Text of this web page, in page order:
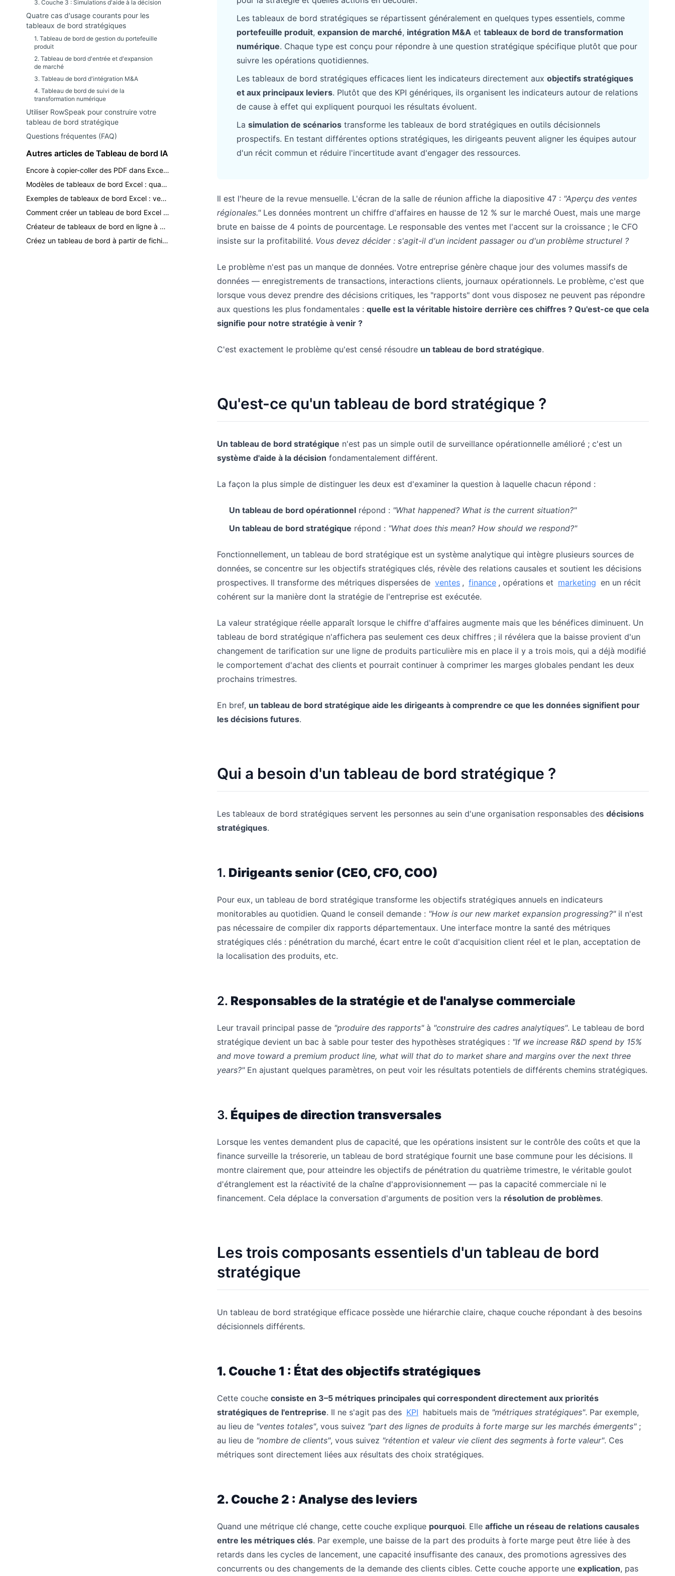
du chiffre d’affaires.
Projet
Gérez jalons, responsables, livrables et
Analytique
Tableaux de bord, revues KPI et
analyses récurrentes.
reporting et le nettoyage.
Communauté
Participez aux échanges, posez vos
Démarrage rapide
Prise en main rapide pour les nouveaux
utilisateurs et équipes.
3. Couche 3 : Simulations d'aide à la décision
Quatre cas d'usage courants pour les
tableaux de bord stratégiques
1. Tableau de bord de gestion du portefeuille
produit
2. Tableau de bord d'entrée et d'expansion
de marché
3. Tableau de bord d'intégration M&A
4. Tableau de bord de suivi de la
transformation numérique
Utiliser RowSpeak pour construire votre
tableau de bord stratégique
Questions fréquentes (FAQ)
Autres articles de Tableau de bord IA
Encore à copier-coller des PDF dans Excel ? Transformez vos rapports en tableaux de bord.
Modèles de tableaux de bord Excel : quand utiliser un modèle vs l'IA
Exemples de tableaux de bord Excel : ventes, finance, stocks et rapports KPI
Comment créer un tableau de bord Excel avec l'IA
Créateur de tableaux de bord en ligne à partir d'Excel : un workflow IA pratique
Créez un tableau de bord à partir de fichiers Excel, CSV et PDF avec l'IA
Les tableaux de bord stratégiques se répartissent généralement en quelques types essentiels, comme
portefeuille produit, expansion de marché, intégration M&A et tableaux de bord de transformation
numérique. Chaque type est conçu pour répondre à une question stratégique spécifique plutôt que pour
suivre les opérations quotidiennes.
Les tableaux de bord stratégiques efficaces lient les indicateurs directement aux objectifs stratégiques
et aux principaux leviers. Plutôt que des KPI génériques, ils organisent les indicateurs autour de relations
de cause à effet qui expliquent pourquoi les résultats évoluent.
La simulation de scénarios transforme les tableaux de bord stratégiques en outils décisionnels
prospectifs. En testant différentes options stratégiques, les dirigeants peuvent aligner les équipes autour
d'un récit commun et réduire l'incertitude avant d'engager des ressources.
Il est l'heure de la revue mensuelle. L'écran de la salle de réunion affiche la diapositive 47 : "Aperçu des ventes
régionales."Les données montrent un chiffre d'affaires en hausse de 12 % sur le marché Ouest, mais une marge
brute en baisse de 4 points de pourcentage. Le responsable des ventes met l'accent sur la croissance ; le CFO
insiste sur la profitabilité. Vous devez décider : s'agit-il d'un incident passager ou d'un problème structurel ?
Le problème n'est pas un manque de données. Votre entreprise génère chaque jour des volumes massifs de
données — enregistrements de transactions, interactions clients, journaux opérationnels. Le problème, c'est que
lorsque vous devez prendre des décisions critiques, les "rapports" dont vous disposez ne peuvent pas répondre
aux questions les plus fondamentales : quelle est la véritable histoire derrière ces chiffres ? Qu'est-ce que cela
signifie pour notre stratégie à venir ?
C'est exactement le problème qu'est censé résoudre un tableau de bord stratégique.
Qu'est-ce qu'un tableau de bord stratégique ?
Un tableau de bord stratégique n'est pas un simple outil de surveillance opérationnelle amélioré ; c'est un
système d'aide à la décision fondamentalement différent.
La façon la plus simple de distinguer les deux est d'examiner la question à laquelle chacun répond :
Un tableau de bord opérationnel répond : "What happened? What is the current situation?"
Un tableau de bord stratégique répond : "What does this mean? How should we respond?"
Fonctionnellement, un tableau de bord stratégique est un système analytique qui intègre plusieurs sources de
données, se concentre sur les objectifs stratégiques clés, révèle des relations causales et soutient les décisions
prospectives. Il transforme des métriques dispersées de ventes , finance , opérations et marketing en un récit
cohérent sur la manière dont la stratégie de l'entreprise est exécutée.
La valeur stratégique réelle apparaît lorsque le chiffre d'affaires augmente mais que les bénéfices diminuent. Un
tableau de bord stratégique n'affichera pas seulement ces deux chiffres ; il révélera que la baisse provient d'un
changement de tarification sur une ligne de produits particulière mis en place il y a trois mois, qui a déjà modifié
le comportement d'achat des clients et pourrait continuer à comprimer les marges globales pendant les deux
prochains trimestres.
En bref, un tableau de bord stratégique aide les dirigeants à comprendre ce que les données signifient pour
les décisions futures.
Qui a besoin d'un tableau de bord stratégique ?
Les tableaux de bord stratégiques servent les personnes au sein d'une organisation responsables des décisions
stratégiques.
1. Dirigeants senior (CEO, CFO, COO)
Pour eux, un tableau de bord stratégique transforme les objectifs stratégiques annuels en indicateurs
monitorables au quotidien. Quand le conseil demande : "How is our new market expansion progressing?"il n'est
pas nécessaire de compiler dix rapports départementaux. Une interface montre la santé des métriques
stratégiques clés : pénétration du marché, écart entre le coût d'acquisition client réel et le plan, acceptation de
la localisation des produits, etc.
2. Responsables de la stratégie et de l'analyse commerciale
Leur travail principal passe de "produire des rapports"à "construire des cadres analytiques". Le tableau de bord
stratégique devient un bac à sable pour tester des hypothèses stratégiques : "If we increase R&D spend by 15%
and move toward a premium product line, what will that do to market share and margins over the next three
years?"En ajustant quelques paramètres, on peut voir les résultats potentiels de différents chemins stratégiques.
3. Équipes de direction transversales
Lorsque les ventes demandent plus de capacité, que les opérations insistent sur le contrôle des coûts et que la
finance surveille la trésorerie, un tableau de bord stratégique fournit une base commune pour les décisions. Il
montre clairement que, pour atteindre les objectifs de pénétration du quatrième trimestre, le véritable goulot
d'étranglement est la réactivité de la chaîne d'approvisionnement — pas la capacité commerciale ni le
financement. Cela déplace la conversation d'arguments de position vers la résolution de problèmes.
Les trois composants essentiels d'un tableau de bord
stratégique
Un tableau de bord stratégique efficace possède une hiérarchie claire, chaque couche répondant à des besoins
décisionnels différents.
1. Couche 1 : État des objectifs stratégiques
Cette couche consiste en 3–5 métriques principales qui correspondent directement aux priorités
stratégiques de l'entreprise. Il ne s'agit pas des KPI habituels mais de "métriques stratégiques". Par exemple,
au lieu de "ventes totales", vous suivez "part des lignes de produits à forte marge sur les marchés émergents";
au lieu de "nombre de clients", vous suivez "rétention et valeur vie client des segments à forte valeur". Ces
métriques sont directement liées aux résultats des choix stratégiques.
2. Couche 2 : Analyse des leviers
Quand une métrique clé change, cette couche explique pourquoi. Elle affiche un réseau de relations causales
entre les métriques clés. Par exemple, une baisse de la part des produits à forte marge peut être liée à des
retards dans les cycles de lancement, une capacité insuffisante des canaux, des promotions agressives des
concurrents ou des changements de la demande des clients cibles. Cette couche apporte une explication, pas